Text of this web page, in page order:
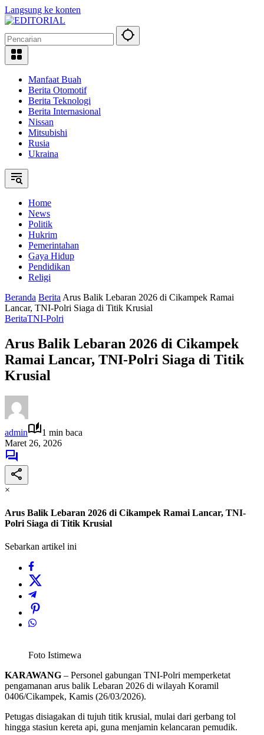
Langsung ke konten
Manfaat Buah
Berita Otomotif
Berita Teknologi
Berita Internasional
Nissan
Mitsubishi
Rusia
Ukraina
Home
News
Politik
Hukrim
Pemerintahan
Gaya Hidup
Pendidikan
Religi
Beranda Berita Arus Balik Lebaran 2026 di Cikampek Ramai
Lancar, TNI-Polri Siaga di Titik Krusial
BeritaTNI-Polri
Arus Balik Lebaran 2026 di Cikampek
Ramai Lancar, TNI-Polri Siaga di Titik
Krusial
admin
1 min baca
Maret 26, 2026
×
Arus Balik Lebaran 2026 di Cikampek Ramai Lancar, TNI-
Polri Siaga di Titik Krusial
Sebarkan artikel ini
Foto Istimewa
KARAWANG – Personel gabungan TNI-Polri memperketat
pengamanan arus balik Lebaran 2026 di wilayah Koramil
0406/Cikampek, Kamis (26/03/2026).
Petugas disiagakan di tujuh titik krusial, mulai dari gerbang tol
hingga stasiun kereta api, guna menjamin kelancaran pemudik.